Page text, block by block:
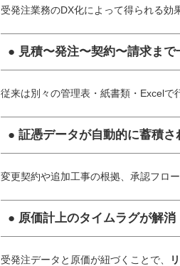
受発注業務のDX化によって得られる効
● 見積〜発注〜契約〜請求まで
従来は別々の管理表・紙書類・Excelで
● 証憑データが自動的に蓄積
変更契約や追加工事の根拠、承認フロ
● 原価計上のタイムラグが解消
受発注データと原価が紐づくことで、